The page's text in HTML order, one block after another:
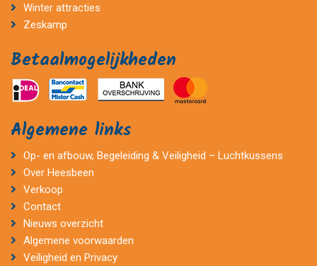
Winter attracties
Zeskamp
Betaalmogelijkheden
Algemene links
Op- en afbouw, Begeleiding & Veiligheid – Luchtkussens
Over Heesbeen
Verkoop
Contact
Nieuws overzicht
Algemene voorwaarden
Veiligheid en Privacy